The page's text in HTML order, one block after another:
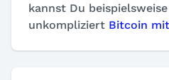
kannst Du
unkompliziert Bitcoin